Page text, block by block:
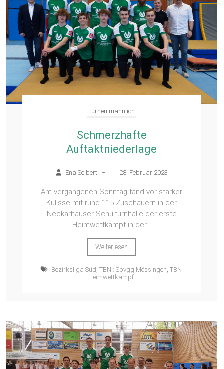
Turnen männlich
Schmerzhafte
Auftaktniederlage
Ena Seibert – 28. Februar 2023
Am vergangenen Sonntag fand vor starker
Kulisse mit rund 115 Zuschauern in der
Neckarhäuser Schulturnhalle der erste
Heimwettkampf in der...
Weiterlesen
Bezirksliga Süd ,TBN : Spvgg Mössingen ,TBN
Heimwettkampf